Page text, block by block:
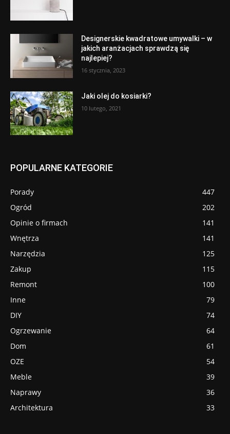
Designerskie kwadratowe umywalki – w
jakich aranżacjach sprawdzą się
najlepiej?
16 stycznia, 2023
Jaki olej do kosiarki?
10 lutego, 2021
POPULARNE KATEGORIE
Porady
447
Ogród
202
Opinie o firmach
141
Wnętrza
141
Narzędzia
125
Zakup
115
Remont
100
Inne
79
DIY
74
Ogrzewanie
64
Dom
61
OZE
54
Meble
39
Naprawy
36
Architektura
33